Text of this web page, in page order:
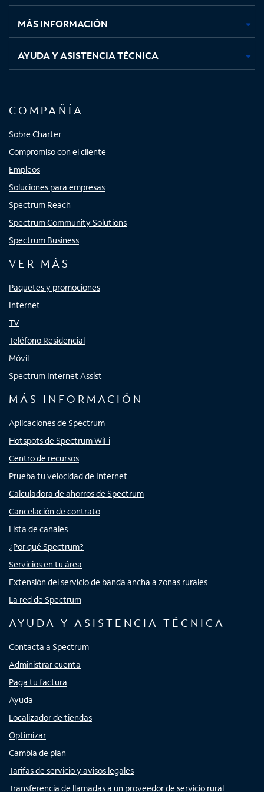
nuevanuevanuevanueva
MÁS INFORMACIÓN
AYUDA Y ASISTENCIA TÉCNICA
COMPAÑÍA
Sobre Charter
Compromiso con el cliente
Empleos
Soluciones para empresas
Spectrum Reach
Spectrum Community Solutions
Spectrum Business
VER MÁS
Paquetes y promociones
Internet
TV
Teléfono Residencial
Móvil
Spectrum Internet Assist
MÁS INFORMACIÓN
Aplicaciones de Spectrum
Hotspots de Spectrum WiFi
Centro de recursos
Prueba tu velocidad de Internet
Calculadora de ahorros de Spectrum
Cancelación de contrato
Lista de canales
¿Por qué Spectrum?
Servicios en tu área
Extensión del servicio de banda ancha a zonas rurales
La red de Spectrum
AYUDA Y ASISTENCIA TÉCNICA
Contacta a Spectrum
Administrar cuenta
Paga tu factura
Ayuda
Localizador de tiendas
Optimizar
Cambia de plan
Tarifas de servicio y avisos legales
Transferencia de llamadas a un proveedor de servicio rural